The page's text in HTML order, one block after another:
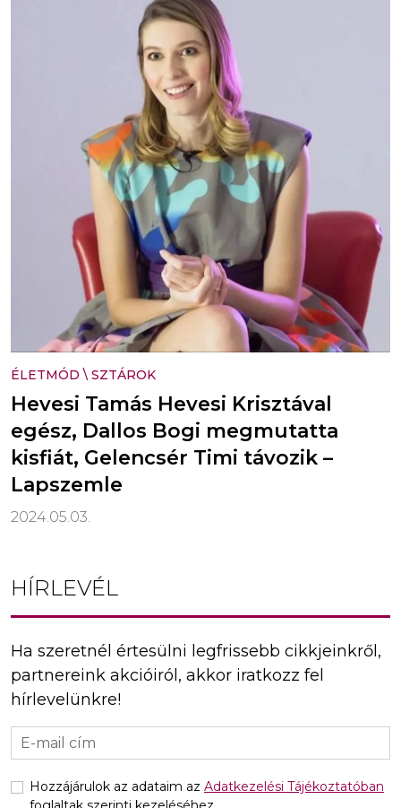
ÉLETMÓD \ SZTÁROK
Hevesi Tamás Hevesi Krisztával
egész, Dallos Bogi megmutatta
kisfiát, Gelencsér Timi távozik –
Lapszemle
2024.05.03.
HÍRLEVÉL
Ha szeretnél értesülni legfrissebb cikkjeinkről,
partnereink akcióiról, akkor iratkozz fel
hírlevelünkre!
Hozzájárulok az adataim az Adatkezelési Tájékoztatóban